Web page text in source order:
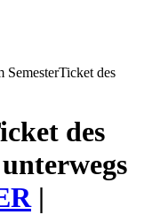
SemesterTicket des
des
|